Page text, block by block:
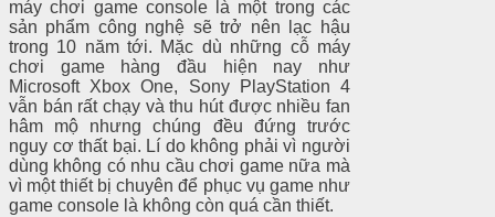
máy chơi game console là một trong các
sản phẩm công nghệ sẽ trở nên lạc hậu
trong 10 năm tới. Mặc dù những cỗ máy
chơi game hàng đầu hiện nay như
Microsoft Xbox One, Sony PlayStation 4
vẫn bán rất chạy và thu hút được nhiều fan
hâm mộ nhưng chúng đều đứng trước
nguy cơ thất bại. Lí do không phải vì người
dùng không có nhu cầu chơi game nữa mà
vì một thiết bị chuyên để phục vụ game như
game console là không còn quá cần thiết.